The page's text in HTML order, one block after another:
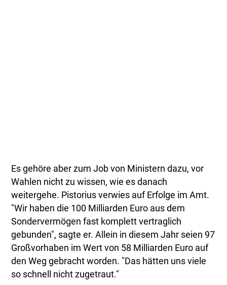
Es gehöre aber zum Job von Ministern dazu, vor
Wahlen nicht zu wissen, wie es danach
weitergehe. Pistorius verwies auf Erfolge im Amt.
"Wir haben die 100 Milliarden Euro aus dem
Sondervermögen fast komplett vertraglich
gebunden", sagte er. Allein in diesem Jahr seien 97
Großvorhaben im Wert von 58 Milliarden Euro auf
den Weg gebracht worden. "Das hätten uns viele
so schnell nicht zugetraut."